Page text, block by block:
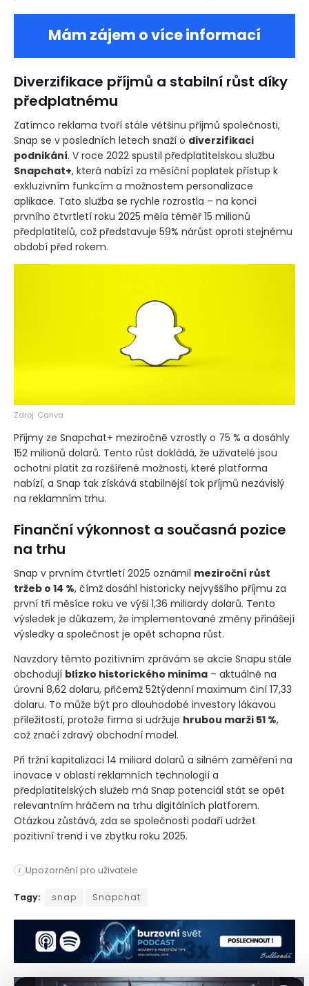
Mám zájem o více informací
Diverzifikace příjmů a stabilní růst díky
předplatnému
Zatímco reklama tvoří stále většinu příjmů společnosti,
Snap se v posledních letech snaží o diverzifikaci
podnikání. V roce 2022 spustil předplatitelskou službu
Snapchat+, která nabízí za měsíční poplatek přístup k
exkluzivním funkcím a možnostem personalizace
aplikace. Tato služba se rychle rozrostla – na konci
prvního čtvrtletí roku 2025 měla téměř 15 milionů
předplatitelů, což představuje 59% nárůst oproti stejnému
období před rokem.
Zdroj: Canva
Příjmy ze Snapchat+ meziročně vzrostly o 75 % a dosáhly
152 milionů dolarů. Tento růst dokládá, že uživatelé jsou
ochotni platit za rozšířené možnosti, které platforma
nabízí, a Snap tak získává stabilnější tok příjmů nezávislý
na reklamním trhu.
Finanční výkonnost a současná pozice
na trhu
Snap v prvním čtvrtletí 2025 oznámil meziroční růst
tržeb o 14 %, čímž dosáhl historicky nejvyššího příjmu za
první tři měsíce roku ve výši 1,36 miliardy dolarů. Tento
výsledek je důkazem, že implementované změny přinášejí
výsledky a společnost je opět schopna růst.
Navzdory těmto pozitivním zprávám se akcie Snapu stále
obchodují blízko historického minima – aktuálně na
úrovni 8,62 dolaru, přičemž 52týdenní maximum činí 17,33
dolaru. To může být pro dlouhodobé investory lákavou
příležitostí, protože firma si udržuje hrubou marži 51 %,
což značí zdravý obchodní model.
Při tržní kapitalizaci 14 miliard dolarů a silném zaměření na
inovace v oblasti reklamních technologií a
předplatitelských služeb má Snap potenciál stát se opět
relevantním hráčem na trhu digitálních platforem.
Otázkou zůstává, zda se společnosti podaří udržet
pozitivní trend i ve zbytku roku 2025.
i Upozornění pro uživatele
Společnost Snap (SNAP), mateřská firma populární
Tagy: snap Snapchat